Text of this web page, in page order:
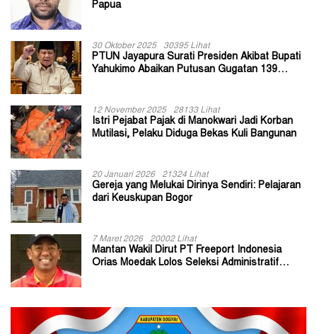
Papua
30 Oktober 2025 30395 Lihat
PTUN Jayapura Surati Presiden Akibat Bupati
Yahukimo Abaikan Putusan Gugatan 139
12 November 2025 28133 Lihat
Istri Pejabat Pajak di Manokwari Jadi Korban
Mutilasi, Pelaku Diduga Bekas Kuli Bangunan
20 Januari 2026 21324 Lihat
Gereja yang Melukai Dirinya Sendiri: Pelajaran
dari Keuskupan Bogor
7 Maret 2026 20002 Lihat
Mantan Wakil Dirut PT Freeport Indonesia
Orias Moedak Lolos Seleksi Administratif